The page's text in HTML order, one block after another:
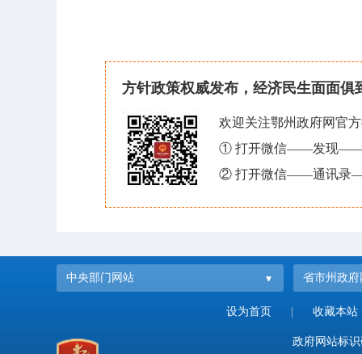
方针政策权威发布，经济民生面面俱
欢迎关注鄂州政府网官
① 打开微信——发现——
② 打开微信——通讯录
中央部门网站 省市州政府
设为首页 收藏本站
政府网站标